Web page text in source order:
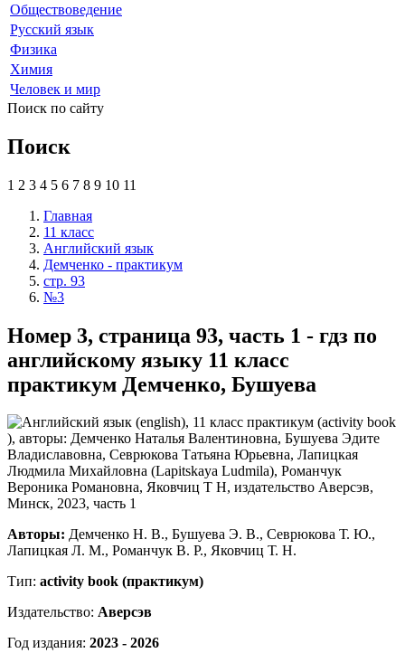
Обществоведение
Русский язык
Физика
Химия
Человек и мир
Поиск по сайту
Поиск
1 2 3 4 5 6 7 8 9 10 11
Главная
11 класс
Английский язык
Демченко - практикум
стр. 93
№3
Номер 3, страница 93, часть 1 - гдз по
английскому языку 11 класс
практикум Демченко, Бушуева
Авторы: Демченко Н. В., Бушуева Э. В., Севрюкова Т. Ю.,
Лапицкая Л. М., Романчук В. Р., Яковчиц Т. Н.
Тип: activity book (практикум)
Издательство: Аверсэв
Год издания: 2023 - 2026